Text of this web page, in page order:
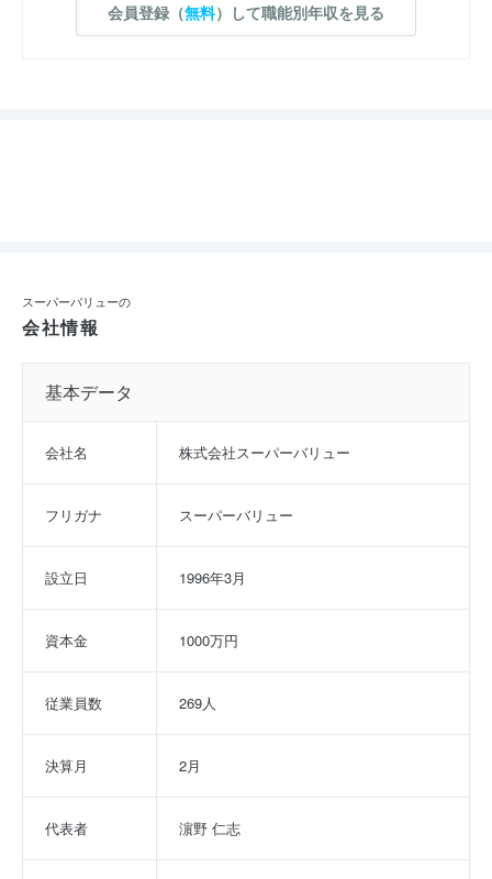
会員登録（無料）して職能別年収を見る
スーパーバリューの
会社情報
基本データ
会社名 株式会社スーパーバリュー
フリガナ スーパーバリュー
設立日 1996年3月
資本金 1000万円
従業員数 269人
決算月 2月
代表者 濵野 仁志